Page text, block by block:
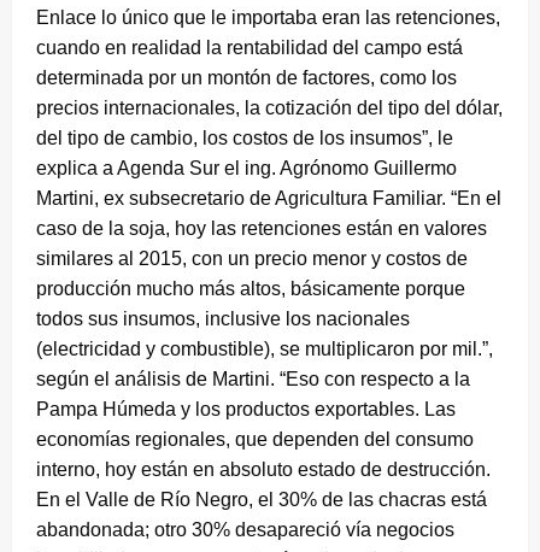
Enlace lo único que le importaba eran las retenciones,
cuando en realidad la rentabilidad del campo está
determinada por un montón de factores, como los
precios internacionales, la cotización del tipo del dólar,
del tipo de cambio, los costos de los insumos”, le
explica a Agenda Sur el ing. Agrónomo Guillermo
Martini, ex subsecretario de Agricultura Familiar. “En el
caso de la soja, hoy las retenciones están en valores
similares al 2015, con un precio menor y costos de
producción mucho más altos, básicamente porque
todos sus insumos, inclusive los nacionales
(electricidad y combustible), se multiplicaron por mil.”,
según el análisis de Martini. “Eso con respecto a la
Pampa Húmeda y los productos exportables. Las
economías regionales, que dependen del consumo
interno, hoy están en absoluto estado de destrucción.
En el Valle de Río Negro, el 30% de las chacras está
abandonada; otro 30% desapareció vía negocios